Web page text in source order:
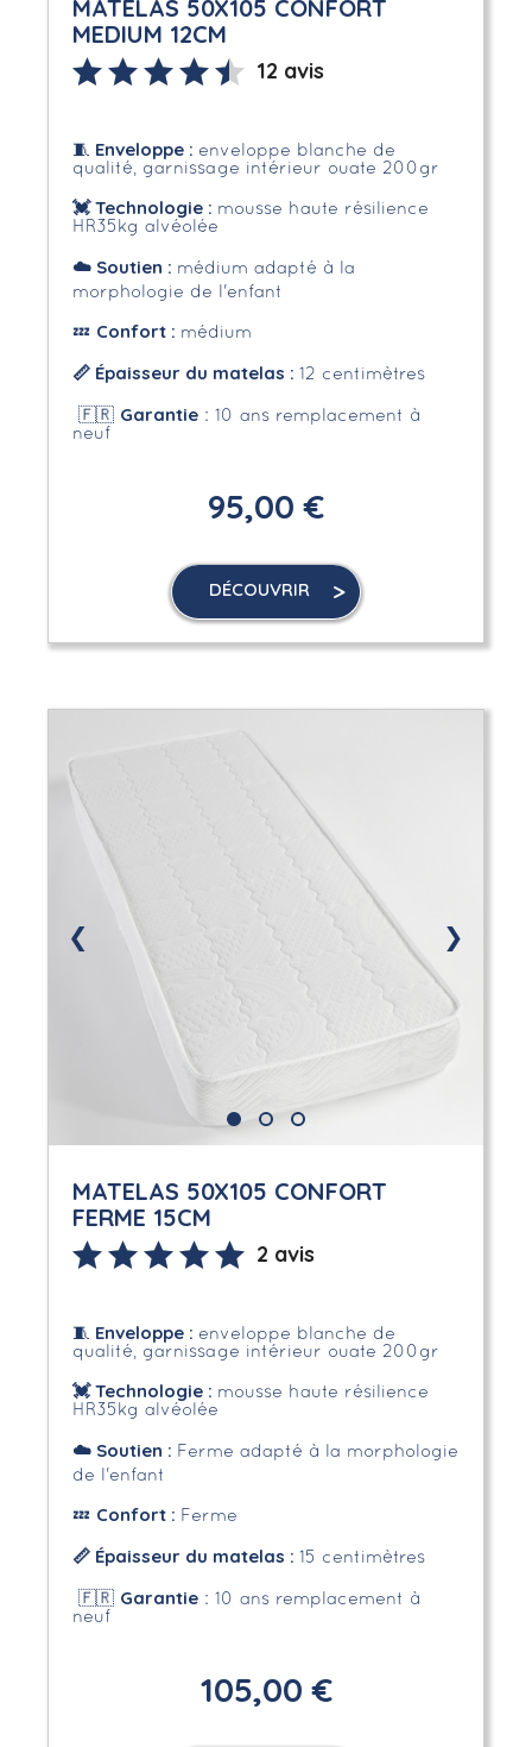
MATELAS 50X105 CONFORT
MEDIUM 12CM
12 avis
🧵 Enveloppe: enveloppe blanche de
qualité, garnissage intérieur ouate 200gr
💓 Technologie : mousse haute résilience
HR35kg alvéolée
☁️Soutien : médium adapté à la
morphologie de l'enfant
💤 Confort : médium
📏 Épaisseur du matelas : 12 centimètres
🇫🇷 Garantie: 10 ans remplacement à
neuf
95,00 €
DÉCOUVRIR
❮ ❯
MATELAS 50X105 CONFORT
FERME 15CM
2 avis
🧵 Enveloppe: enveloppe blanche de
qualité, garnissage intérieur ouate 200gr
💓 Technologie : mousse haute résilience
HR35kg alvéolée
☁️Soutien : Ferme adapté à la morphologie
de l'enfant
💤 Confort : Ferme
📏 Épaisseur du matelas : 15 centimètres
🇫🇷 Garantie: 10 ans remplacement à
neuf
105,00 €